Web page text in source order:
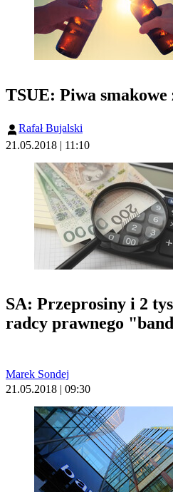
TSUE: Piwa smakowe
Rafał Bujalski
21.05.2018 | 11:10
SA: Przeprosiny i 2
radcy prawnego
Marek Sondej
21.05.2018 | 09:30